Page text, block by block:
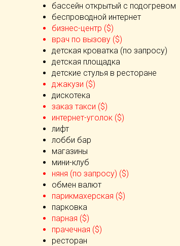
бассейн открытый с подогревом
беспроводной интернет
бизнес-центр ($)
врач по вызову ($)
детская кроватка (по запросу)
детская площадка
детские стулья в ресторане
джакузи ($)
дискотека
заказ такси ($)
интернет-уголок ($)
лифт
лобби бар
магазины
мини-клуб
няня (по запросу) ($)
обмен валют
парикмахерская ($)
парковка
парная ($)
прачечная ($)
ресторан